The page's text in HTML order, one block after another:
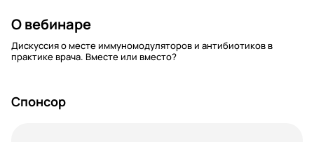
О вебинаре
Дискуссия о месте иммуномодуляторов и антибиотиков в
практике врача. Вместе или вместо?
Спонсор